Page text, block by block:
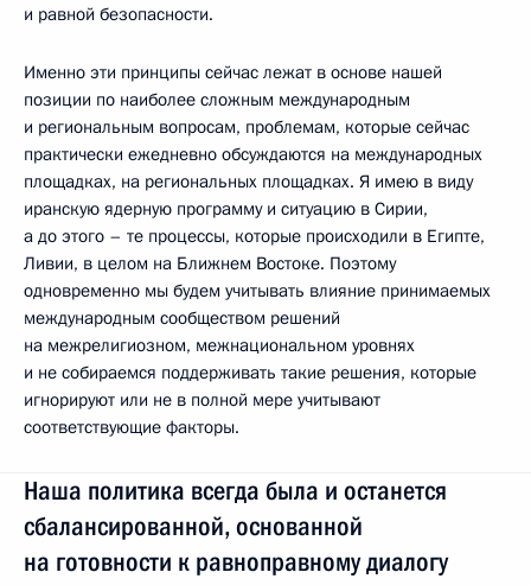
и равной безопасности.
Именно эти принципы сейчас лежат в основе нашей
позиции по наиболее сложным международным
и региональным вопросам, проблемам, которые сейчас
практически ежедневно обсуждаются на международных
площадках, на региональных площадках. Я имею в виду
иранскую ядерную программу и ситуацию в Сирии,
а до этого – те процессы, которые происходили в Египте,
Ливии, в целом на Ближнем Востоке. Поэтому
одновременно мы будем учитывать влияние принимаемых
международным сообществом решений
на межрелигиозном, межнациональном уровнях
и не собираемся поддерживать такие решения, которые
игнорируют или не в полной мере учитывают
соответствующие факторы.
Наша политика всегда была и останется
сбалансированной, основанной
на готовности к равноправному диалогу